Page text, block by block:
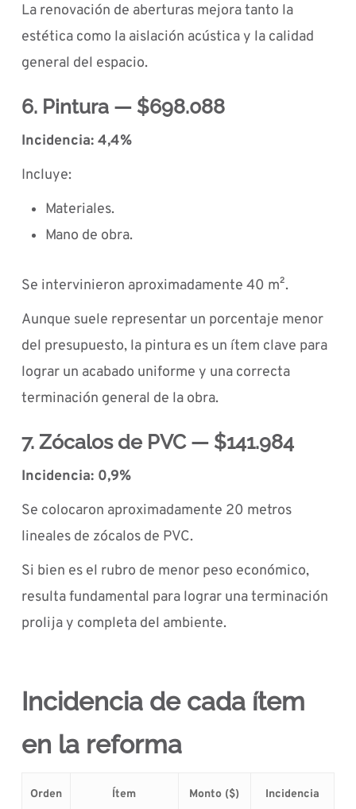
La renovación de aberturas mejora tanto la
estética como la aislación acústica y la calidad
general del espacio.
6. Pintura — $698.088
Incidencia: 4,4%
Incluye:
Materiales.
Mano de obra.
Se intervinieron aproximadamente 40 m².
Aunque suele representar un porcentaje menor
del presupuesto, la pintura es un ítem clave para
lograr un acabado uniforme y una correcta
terminación general de la obra.
7. Zócalos de PVC — $141.984
Incidencia: 0,9%
Se colocaron aproximadamente 20 metros
lineales de zócalos de PVC.
Si bien es el rubro de menor peso económico,
resulta fundamental para lograr una terminación
prolija y completa del ambiente.
Incidencia de cada ítem
en la reforma
Orden Ítem Monto ($) Incidencia